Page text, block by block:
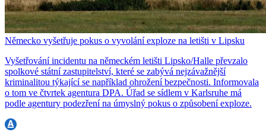
Německo vyšetřuje pokus o vyvolání exploze na letišti v Lipsku
Vyšetřování incidentu na německém letišti Lipsko/Halle převzalo
spolkové státní zastupitelství, které se zabývá nejzávažnější
kriminalitou týkající se například ohrožení bezpečnosti. Informovala
o tom ve čtvrtek agentura DPA. Úřad se sídlem v Karlsruhe má
podle agentury podezření na úmyslný pokus o způsobení exploze.